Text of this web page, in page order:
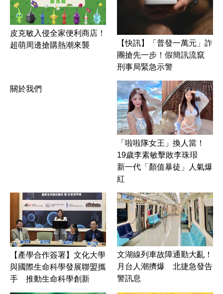
皮克敏入侵全家便利商店！
超萌周邊搶購熱潮來襲
【快訊】「普發一萬元」詐
團搶先一步！假簡訊流竄
刑事局緊急示警
關於我們
「啦啦隊女王」換人當！
19歲李素敏擊敗李珠珢
新一代「顏值暴徒」人氣爆
紅
【產學合作簽署】文化大學
與國際生命科學發展聯盟攜
手 推動生命科學創新
文湖線列車故障通勤大亂！
月台人潮擠爆 北捷急發告
警訊息